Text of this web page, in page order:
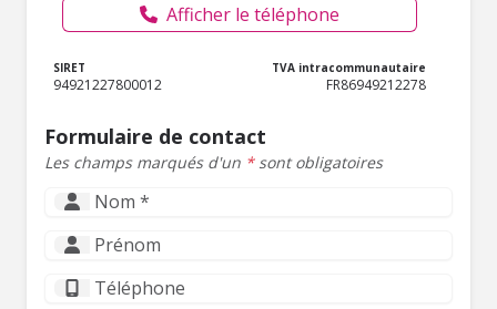
Afficher le téléphone
SIRET
94921227800012
TVA intracommunautaire
FR86949212278
Formulaire de contact
Les champs marqués d'un *sont obligatoires